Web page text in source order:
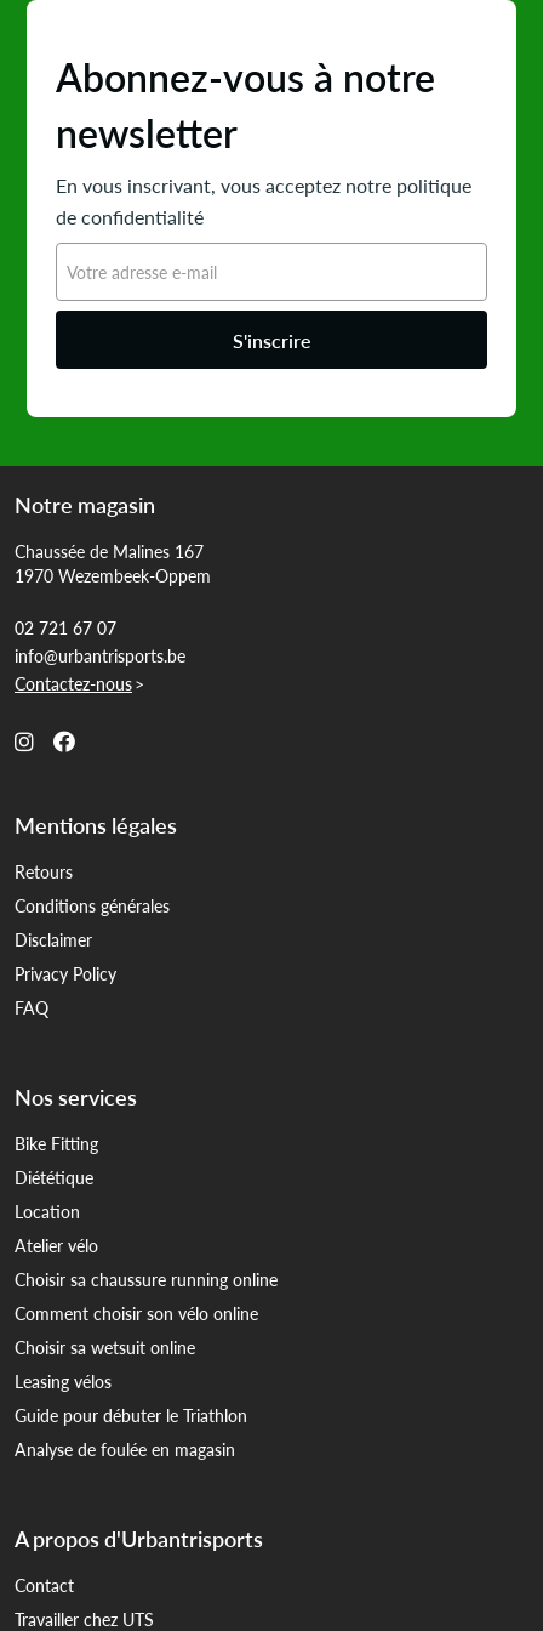
Abonnez-vous à notre
newsletter
En vous inscrivant, vous acceptez notre politique
de confidentialité
S'inscrire
Notre magasin
Chaussée de Malines 167
1970 Wezembeek-Oppem
02 721 67 07
info@urbantrisports.be
Contactez-nous>
Mentions légales
Retours
Conditions générales
Disclaimer
Privacy Policy
FAQ
Nos services
Bike Fitting
Diététique
Location
Atelier vélo
Choisir sa chaussure running online
Comment choisir son vélo online
Choisir sa wetsuit online
Leasing vélos
Guide pour débuter le Triathlon
Analyse de foulée en magasin
A propos d'Urbantrisports
Contact
Travailler chez UTS